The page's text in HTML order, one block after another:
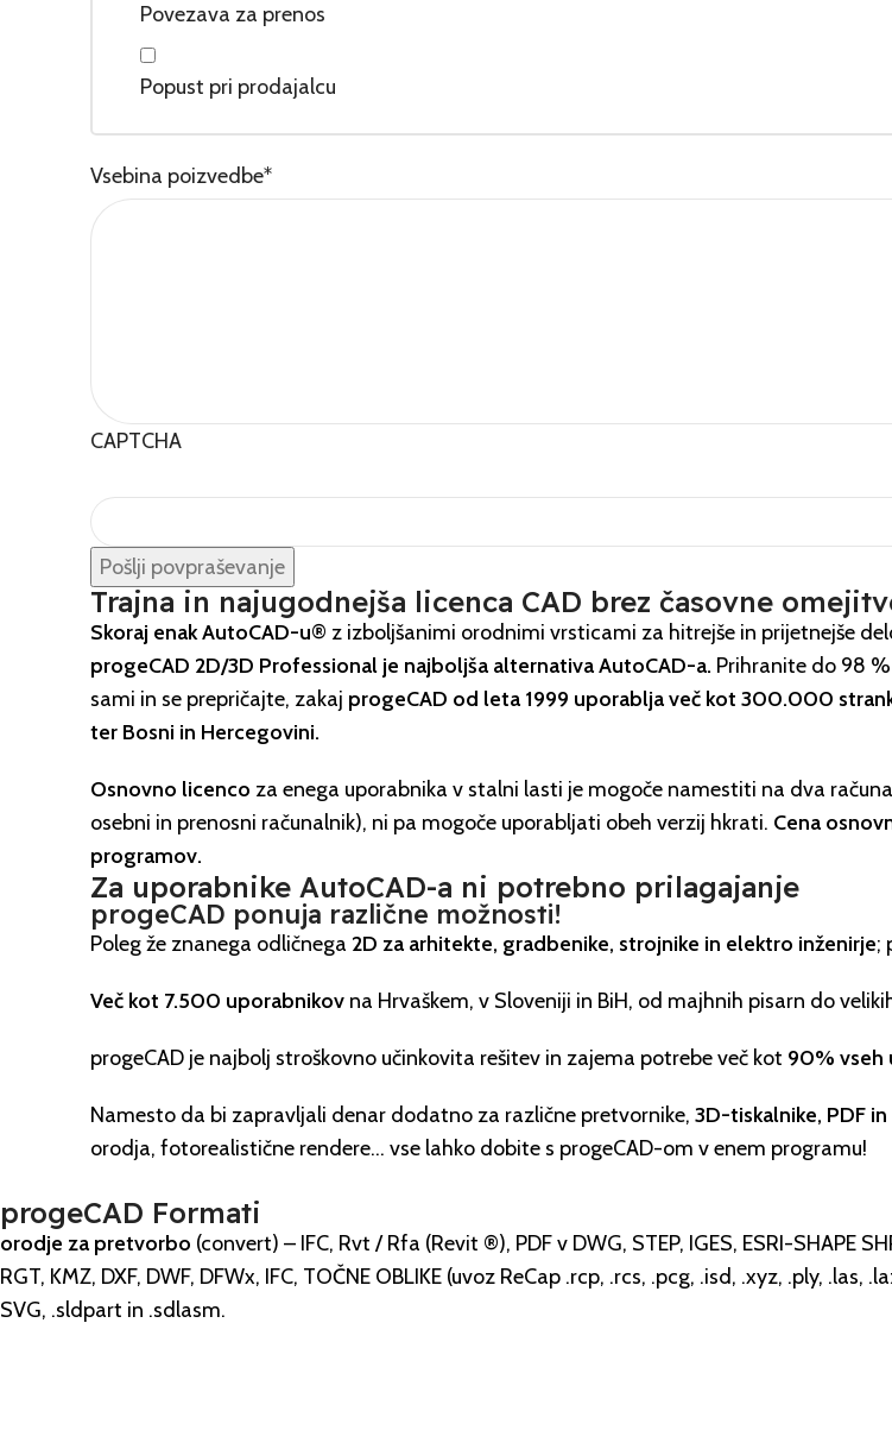
Povezava za prenos
Popust pri prodajalcu
Vsebina poizvedbe*
CAPTCHA
Trajna in najugodnejša licenca CAD brez časovne
Skoraj enak AutoCAD-u® z izboljšanimi orodnimi vrsticami za hitrejše in prijetnejše
progeCAD 2D/3D Professional je najboljša alternativa AutoCAD-a. Prihranite do 98
sami in se prepričajte, zakaj progeCAD od leta 1999 uporablja več kot 300.000
ter Bosni in Hercegovini.
Osnovno licenco za enega uporabnika v stalni lasti je mogoče namestiti na dva
osebni in prenosni računalnik), ni pa mogoče uporabljati obeh verzij hkrati. Cena
programov.
Za uporabnike AutoCAD-a ni potrebno prilagajanje
progeCAD ponuja različne možnosti!
Poleg že znanega odličnega 2D za arhitekte, gradbenike, strojnike in elektro inženirje;
Več kot 7.500 uporabnikov na Hrvaškem, v Sloveniji in BiH, od majhnih pisarn do
progeCAD je najbolj stroškovno učinkovita rešitev in zajema potrebe več kot 90% vseh
Namesto da bi zapravljali denar dodatno za različne pretvornike, 3D-tiskalnike, PDF in
orodja, fotorealistične rendere… vse lahko dobite s progeCAD-om v enem programu!
progeCAD Formati
orodje za pretvorbo (convert) – IFC, Rvt / Rfa (Revit ®), PDF v DWG, STEP, IGES, ESRI-SHAPE
RGT, KMZ, DXF, DWF, DFWx, IFC, TOČNE OBLIKE (uvoz ReCap .rcp, .rcs, .pcg, .isd, .xyz, .ply, .las,
SVG, .sldpart in .sdlasm.